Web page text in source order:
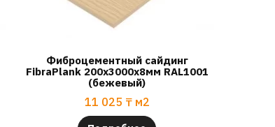
Фиброцементный сайдинг
FibraPlank 200х3000х8мм RAL1001
(бежевый)
11 025 ₸ м2